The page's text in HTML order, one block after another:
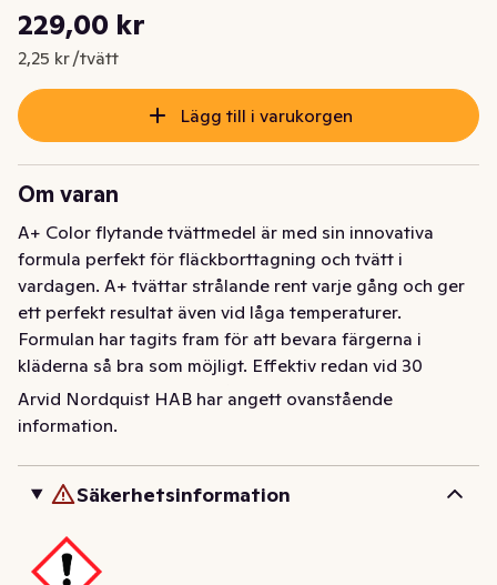
Nuvarande pris är: 229,00 kr
229,00 kr
2,25 kr /tvätt
Styckpris: 2,25 kr /tvätt
Lägg till i varukorgen
Om varan
A+ Color flytande tvättmedel är med sin innovativa
formula perfekt för fläckborttagning och tvätt i
vardagen. A+ tvättar strålande rent varje gång och ger
ett perfekt resultat även vid låga temperaturer.
Formulan har tagits fram för att bevara färgerna i
kläderna så bra som möjligt. Effektiv redan vid 30
grader. Dosera rätt i förhållande till nedsmutsning och
vattenhårdhet. Överdosering bidrar inte till renare tvätt
normala tvättprogram för att skydda miljön. Flaskan är
gjord av 99% återvunnen plast och är 100%
tvättar.
Arvid Nordquist HAB har angett ovanstående
information.
Säkerhetsinformation